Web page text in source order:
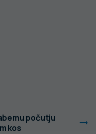
počutju
kos